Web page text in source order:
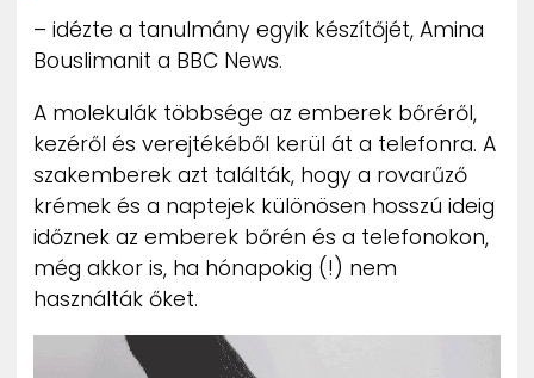
– idézte a tanulmány egyik készítőjét, Amina
Bouslimanit a BBC News.
A molekulák többsége az emberek bőréről,
kezéről és verejtékéből kerül át a telefonra. A
szakemberek azt találták, hogy a rovarűző
krémek és a naptejek különösen hosszú ideig
időznek az emberek bőrén és a telefonokon,
még akkor is, ha hónapokig (!) nem
használták őket.